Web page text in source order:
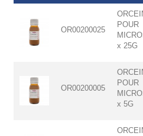
OR00200025
POUR
x 25G
OR00200005
POUR
x 5G